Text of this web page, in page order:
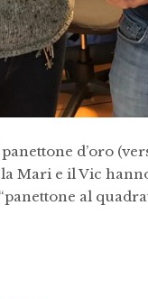
panettone d’oro
Mari e il Vic
al